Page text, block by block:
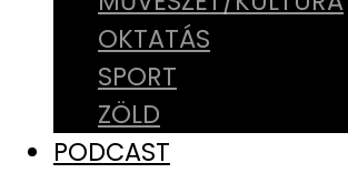
OKTATÁS
SPORT
ZÖLD
PODCAST